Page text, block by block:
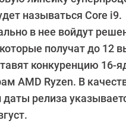
называться Core i9.
в нее войдут
получат до 12
конкуренцию 16-
AMD Ryzen. В
даты релиза